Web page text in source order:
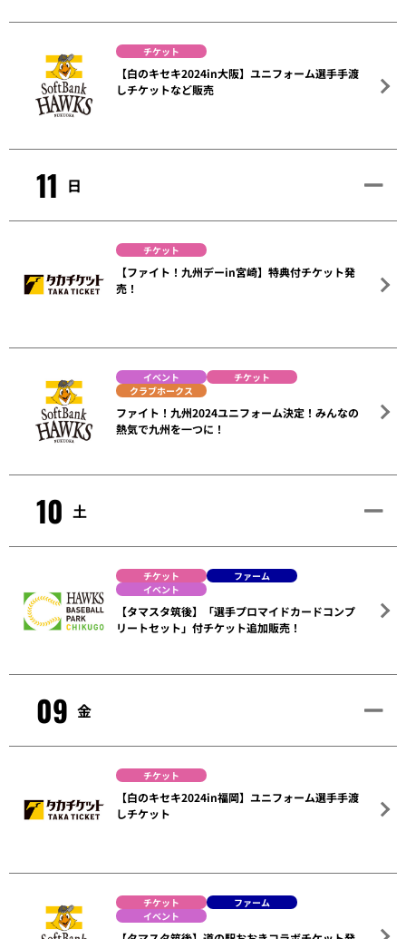
チケット
【白のキセキ2024in大阪】ユニフォーム選手手渡
しチケットなど販売
11 日
チケット
【ファイト！九州デーin宮崎】特典付チケット発
売！
イベント
チケット
クラブホークス
ファイト！九州2024ユニフォーム決定！みんなの
熱気で九州を一つに！
10 土
チケット
ファーム
イベント
【タマスタ筑後】「選手プロマイドカードコンプ
リートセット」付チケット追加販売！
09 金
チケット
【白のキセキ2024in福岡】ユニフォーム選手手渡
しチケット
チケット
ファーム
イベント